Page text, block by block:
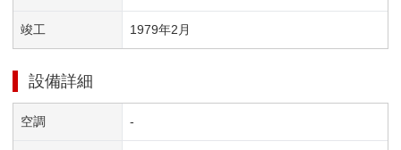
竣工 1979年2 月
設備詳細
空調 -